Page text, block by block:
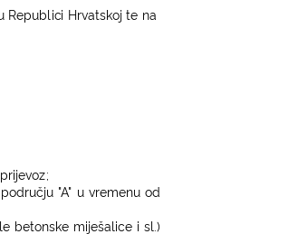
Republici Hrvatskoj te na
jevoz;
"A" u vremenu od
le betonske miješalice i sl .)